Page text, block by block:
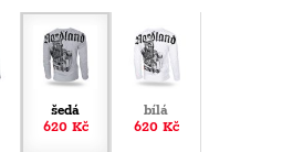
šedá
620 Kč
bílá
620 Kč